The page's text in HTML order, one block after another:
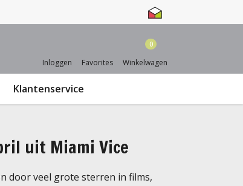
Inloggen Favorites
0
Winkelwagen
Klantenservice
uit Miami Vice
door veel grote sterren in films,